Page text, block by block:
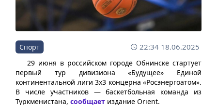
Спорт 22:34 18.06.2025
29 июня в российском городе Обнинске стартует
первый тур дивизиона «Будущее» Единой
континентальной лиги 3х3 концерна «Росэнергоатом».
В числе участников — баскетбольная команда из
Туркменистана, сообщает издание Orient.